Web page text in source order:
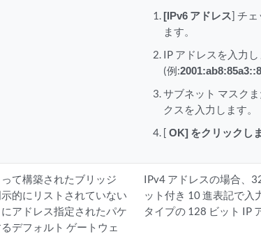
[IPv6 アドレス] チェ
ます。
IP アドレスを入力し
(例:
サブネット マスク
クスを入力します。
[ OK] をクリックし
て構築されたブリッジ
的にリストされていない
アドレス指定されたパケ
デフォルト ゲートウェ
IPv4 アドレスの場合、
ット付き 10 進表記で入
タイプの 128 ビット IP